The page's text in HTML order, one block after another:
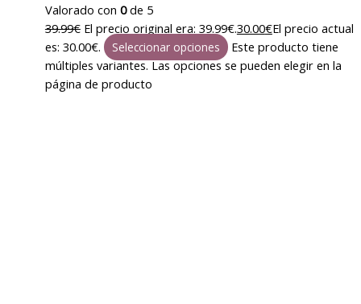
Valorado con 0de 5
39.99€ El precio original era: 39.99€.30.00€El precio actual
es: 30.00€.
Seleccionar opciones
Este producto tiene
múltiples variantes. Las opciones se pueden elegir en la
página de producto